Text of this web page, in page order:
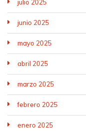
julio 2025
junio 2025
mayo 2025
abril 2025
marzo 2025
febrero 2025
enero 2025